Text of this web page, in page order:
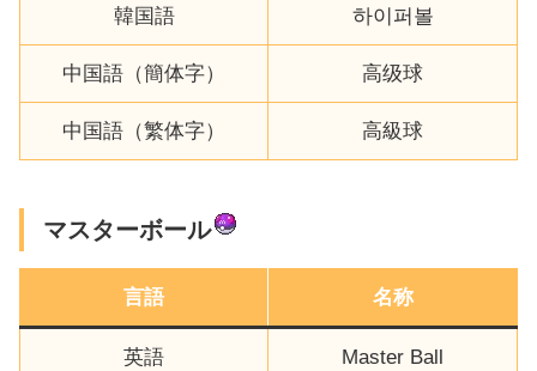
韓国語 하이퍼볼
中国語（簡体字） 高级球
中国語（繁体字） 高級球
マスターボール
言語 名称
英語 Master Ball